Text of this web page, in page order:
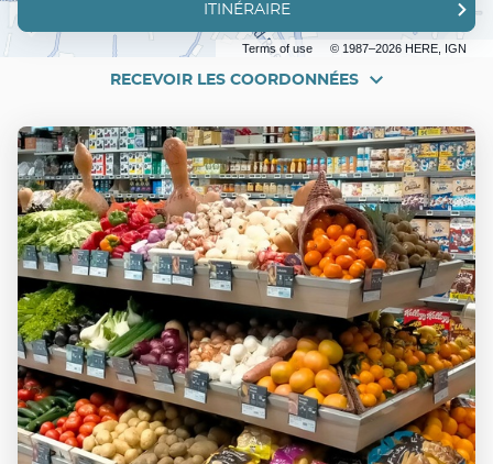
Terms of use © 1987–2026 HERE, IGN
ITINÉRAIRE
JUSQU'AU
POINT
DE
VENTE
UTILE
RECEVOIR LES COORDONNÉES
RECEVOIR
COORDONNÉES